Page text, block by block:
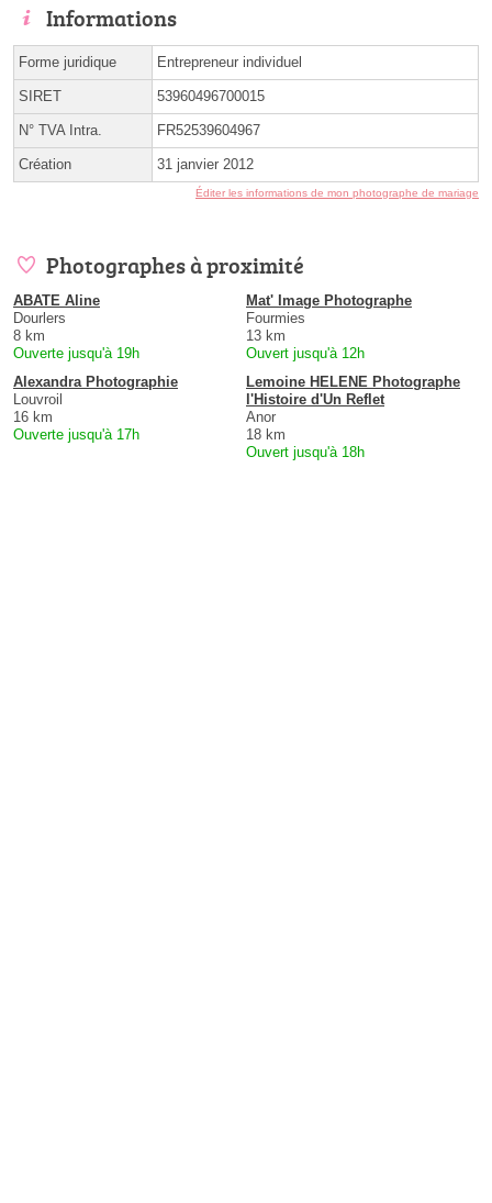
Informations
Forme juridique Entrepreneur individuel
SIRET 53960496700015
N° TVA Intra. FR52539604967
Création 31 janvier 2012
Éditer les informations de mon photographe de mariage
Photographes à proximité
ABATE Aline
Dourlers
8 km
Ouverte jusqu'à 19h
Mat' Image Photographe
Fourmies
13 km
Ouvert jusqu'à 12h
Alexandra Photographie
Louvroil
16 km
Ouverte jusqu'à 17h
Lemoine HELENE Photographe
l'Histoire d'Un Reflet
Anor
18 km
Ouvert jusqu'à 18h